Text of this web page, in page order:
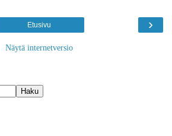
›
Etusivu
Näytä internetversio